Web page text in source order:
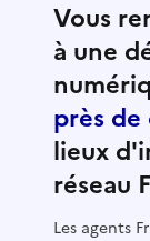
Vous
à une
près de
lieux
réseau
Les agents